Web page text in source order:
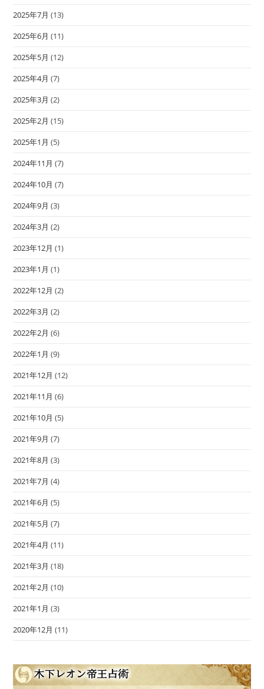
2025年7月 (13)
2025年6月 (11)
2025年5月 (12)
2025年4月 (7)
2025年3月 (2)
2025年2月 (15)
2025年1月 (5)
2024年11月 (7)
2024年10月 (7)
2024年9月 (3)
2024年3月 (2)
2023年12月 (1)
2023年1月 (1)
2022年12月 (2)
2022年3月 (2)
2022年2月 (6)
2022年1月 (9)
2021年12月 (12)
2021年11月 (6)
2021年10月 (5)
2021年9月 (7)
2021年8月 (3)
2021年7月 (4)
2021年6月 (5)
2021年5月 (7)
2021年4月 (11)
2021年3月 (18)
2021年2月 (10)
2021年1月 (3)
2020年12月 (11)